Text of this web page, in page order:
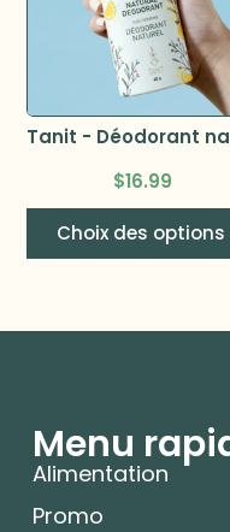
$16.99
Choix des options
Menu
Alimentation
Promo